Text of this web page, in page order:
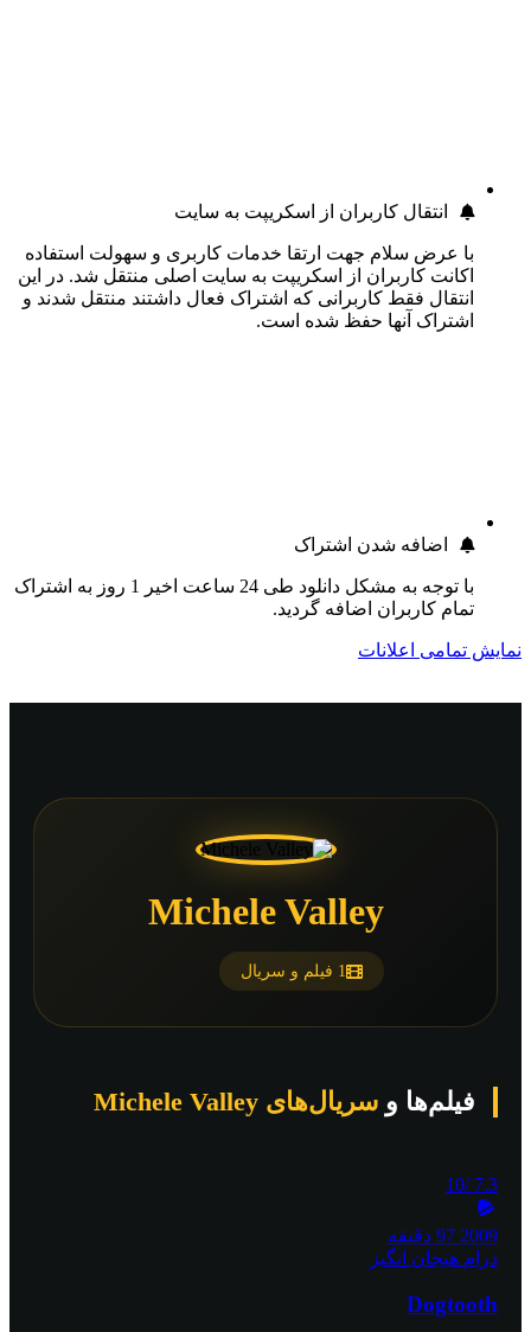
انتقال کاربران از اسکریپت به سایت
با عرض سلام جهت ارتقا خدمات کاربری و سهولت استفاده
اکانت کاربران از اسکریپت به سایت اصلی منتقل شد. در این
انتقال فقط کاربرانی که اشتراک فعال داشتند منتقل شدند و
اشتراک آنها حفظ شده است.
اضافه شدن اشتراک
با توجه به مشکل دانلود طی 24 ساعت اخیر 1 روز به اشتراک
تمام کاربران اضافه گردید.
نمایش تمامی اعلانات
Michele Valley
1 فیلم و سریال
فیلم‌ها و سریال‌های Michele Valley
7.3
/10
2009 97 دقیقه
درام هیجان انگیز
Dogtooth